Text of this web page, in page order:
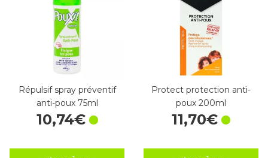
Répulsif spray préventif
anti-poux 75ml
10,74€
Protect protection anti-
poux 200ml
11,70€